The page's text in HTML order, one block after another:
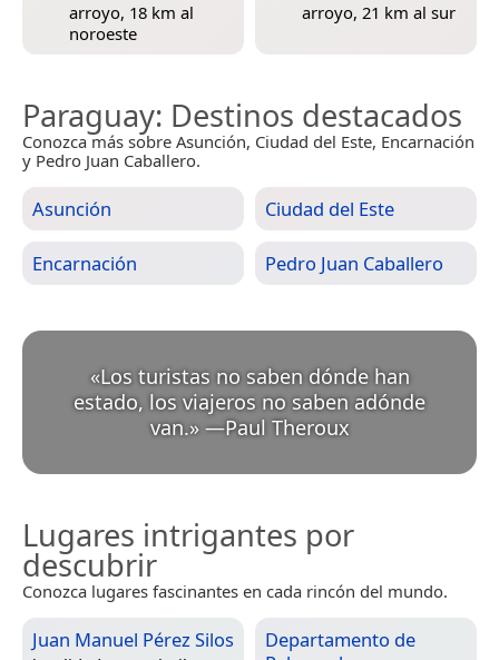
arroyo, 18 km al
noroeste
arroyo, 21 km al sur
Paraguay: Destinos destacados
Conozca más sobre Asunción, Ciudad del Este, Encarnación
y Pedro Juan Caballero.
Asunción Ciudad del Este
Encarnación Pedro Juan Caballero
«Los turistas no saben dónde han
estado, los viajeros no saben adónde
van.» —Paul Theroux
Lugares intrigantes por
descubrir
Conozca lugares fascinantes en cada rincón del mundo.
Juan Manuel Pérez Silos
Departamento de